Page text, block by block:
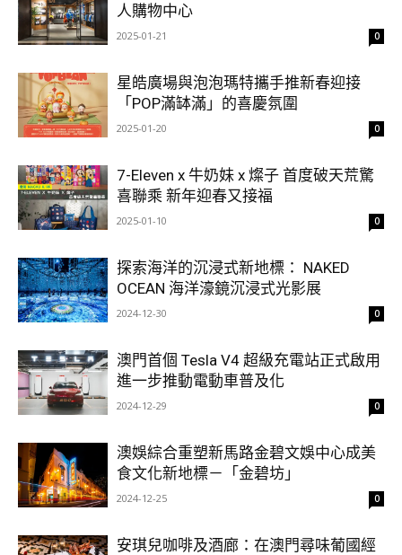
人購物中心
2025-01-21 0
星皓廣場與泡泡瑪特攜手推新春迎接
「POP滿缽滿」的喜慶氛圍
2025-01-20 0
7-Eleven x 牛奶妹 x 燦子 首度破天荒驚
喜聯乘 新年迎春又接福
2025-01-10 0
探索海洋的沉浸式新地標： NAKED
OCEAN 海洋濠鏡沉浸式光影展
2024-12-30 0
澳門首個 Tesla V4 超級充電站正式啟用
進一步推動電動車普及化
2024-12-29 0
澳娛綜合重塑新馬路金碧文娛中心成美
食文化新地標－「金碧坊」
2024-12-25 0
安琪兒咖啡及酒廊：在澳門尋味葡國經